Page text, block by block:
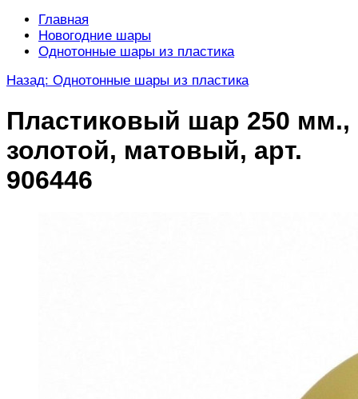
Главная
Новогодние шары
Однотонные шары из пластика
Назад: Однотонные шары из пластика
Пластиковый шар 250 мм.,
золотой, матовый, арт.
906446